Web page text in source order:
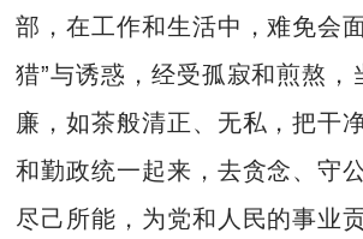
部，在工作和生活中，难免会
猎”与诱惑，经受孤寂和煎熬，
廉，如茶般清正、无私，把干
和勤政统一起来，去贪念、守
尽己所能，为党和人民的事业